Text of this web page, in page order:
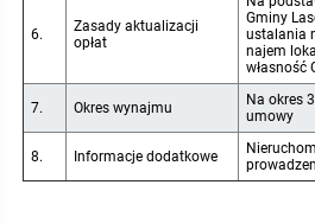
Analizy zmian w zagospodarowaniuINNE
Gminna Komisja Rozwiązywania Problemów
Skargi, wnioski i petycje
6.
Zasady aktualizacji
opłat
Gminy
ustalania
najem
własność
7. Okres wynajmu
Na okres
umowy
8. Informacje dodatkowe